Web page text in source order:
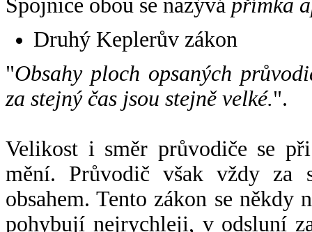
Spojnice obou se nazývá přímka
Druhý Keplerův zákon
"Obsahy ploch opsaných
za stejný čas jsou stejně velké.".
Velikost i směr průvodiče se
mění. Průvodič však vždy za
obsahem. Tento zákon se někdy
pohybují nejrychleji, v odsluní